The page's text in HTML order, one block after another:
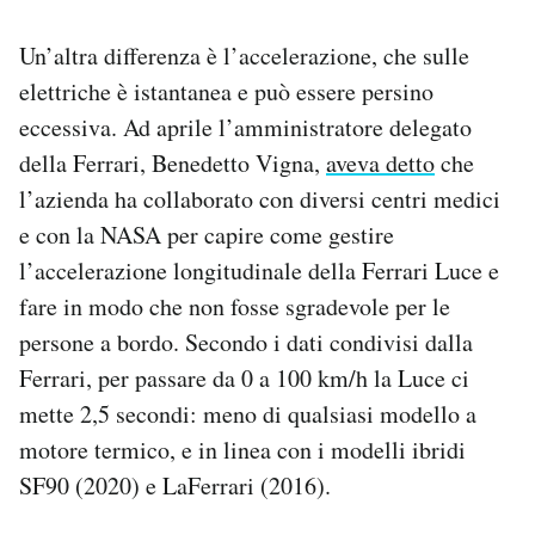
Un’altra differenza è l’accelerazione, che sulle
elettriche è istantanea e può essere persino
eccessiva. Ad aprile l’amministratore delegato
della Ferrari, Benedetto Vigna, aveva dettoche
l’azienda ha collaborato con diversi centri medici
e con la NASA per capire come gestire
l’accelerazione longitudinale della Ferrari Luce e
fare in modo che non fosse sgradevole per le
persone a bordo. Secondo i dati condivisi dalla
Ferrari, per passare da 0 a 100 km/h la Luce ci
mette 2,5 secondi: meno di qualsiasi modello a
motore termico, e in linea con i modelli ibridi
SF90 (2020) e LaFerrari (2016).